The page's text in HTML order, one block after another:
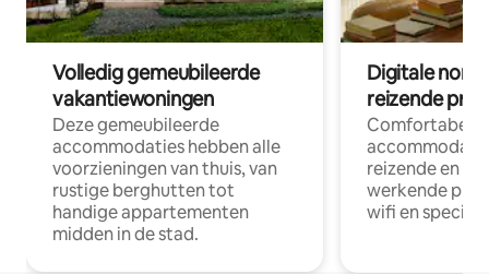
Volledig gemeubileerde
vakantiewoningen
Deze gemeubileerde
accommodaties hebben alle
voorzieningen van thuis, van
rustige berghutten tot
handige appartementen
midden in de stad.
Digitale
reizende
Comfortabele
reizende en
werkende
wifi en